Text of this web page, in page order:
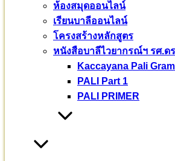
ห้องสมุดออนไลน์
เรียนบาลีออนไลน์
โครงสร้างหลักสูตร
หนังสือบาลีไวยากรณ์ฯ รศ.ด
Kaccayana Pali
PALI Part 1
PALI PRIMER
ขออนุโมทนาบุญเจ้าภาพ
26 มีนาคม 2569 26 มีนาคม 2026
มหาวชิราลงกรณบาลีเถรวาทราชวิทยา
ขออนุโมทนาบุญคุณธนญ